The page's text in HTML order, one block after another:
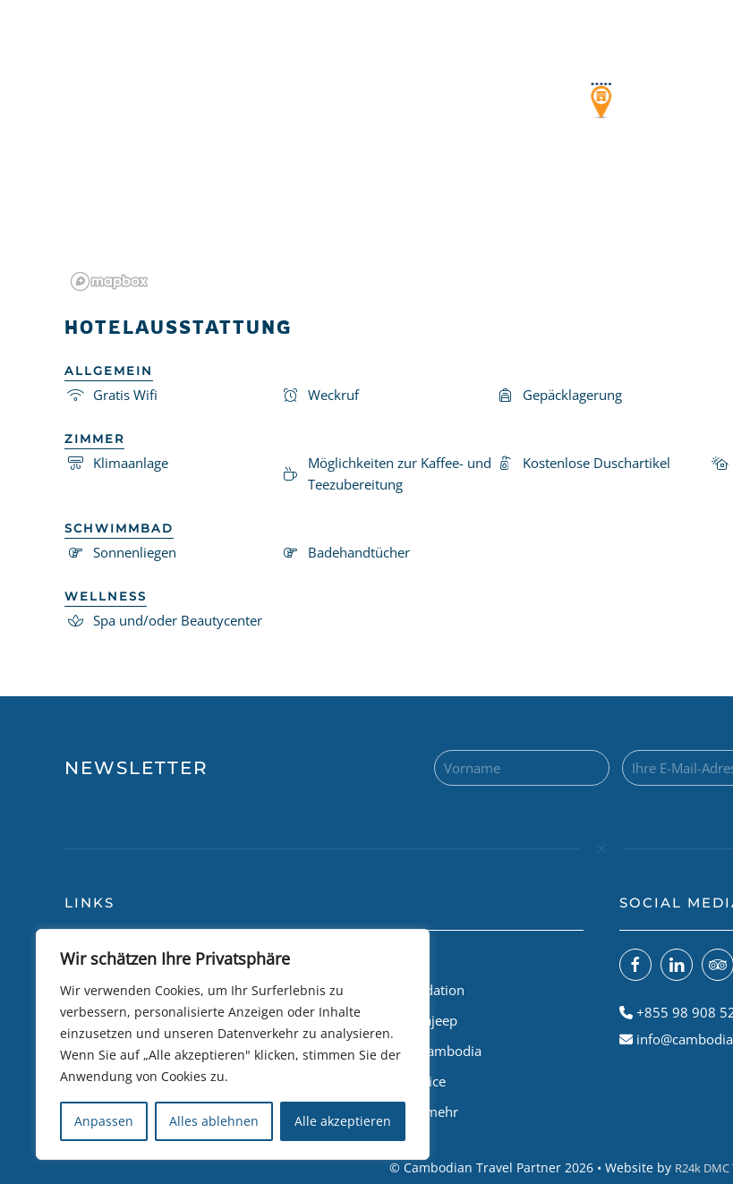
Wir schätzen Ihre Privatsphäre
Wir verwenden Cookies, um Ihr Surferlebnis zu
verbessern, personalisierte Anzeigen oder Inhalte
einzusetzen und unseren Datenverkehr zu analysieren.
Wenn Sie auf „Alle akzeptieren" klicken, stimmen Sie der
Anwendung von Cookies zu.
Anpassen Alles ablehnen Alle akzeptieren
HOTELAUSSTATTUNG
ALLGEMEIN
Gratis Wifi Weckruf Gepäcklagerung
ZIMMER
Klimaanlage
Möglichkeiten zur Kaffee- und
Teezubereitung
Kostenlose Duschartikel
SCHWIMMBAD
Sonnenliegen Badehandtücher
WELLNESS
Spa und/oder Beautycenter
NEWSLETTER
LINKS
Blog
Reiseversicherung
Allgemeine Bedingungen
Datenschutzrichtlinie
Kundenbewertungen
Lily Foundation
Cambodiajeep
Triple A Cambodia
eSIM Service
Visa und mehr
SOCIAL
+855 98 908
© Cambodian Travel Partner 2026• Website by R24k